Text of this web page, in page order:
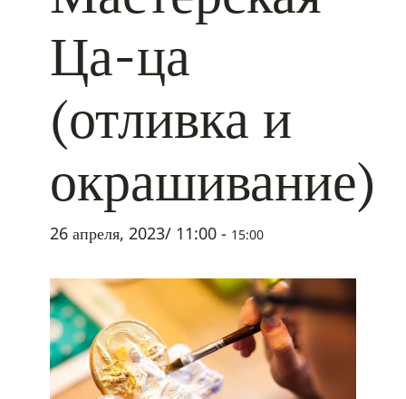
Ца-ца
(отливка и
окрашивание)
26 апреля, 2023/ 11:00 - 15:00